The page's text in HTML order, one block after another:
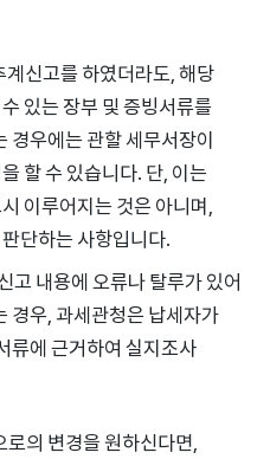
계신고를 하였더라도, 해당
있는 장부 및 증빙서류를
경우에는 관할 세무서장이
할 수 있습니다. 단, 이는
이루어지는 것은 아니며,
단하는 사항입니다.
고 내용에 오류나 탈루가 있어
경우, 과세관청은 납세자가
류에 근거하여 실지조사
의 변경을 원하신다면,